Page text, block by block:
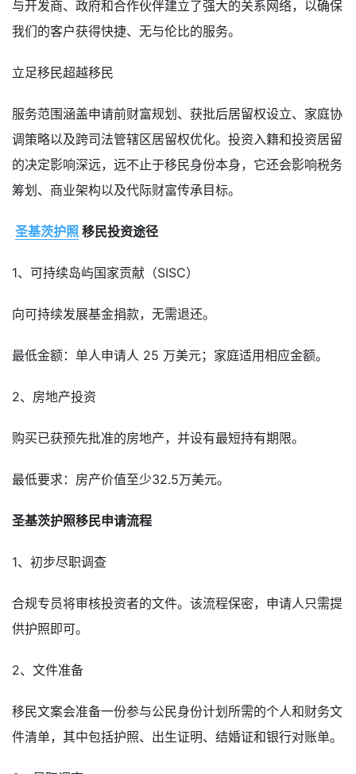
与开发商、政府和合作伙伴建立了强大的关系网络，以确保
我们的客户获得快捷、无与伦比的服务。
立足移民超越移民
服务范围涵盖申请前财富规划、获批后居留权设立、家庭协
调策略以及跨司法管辖区居留权优化。投资入籍和投资居留
的决定影响深远，远不止于移民身份本身，它还会影响税务
筹划、商业架构以及代际财富传承目标。
圣基茨护照 移民投资途径
1、可持续岛屿国家贡献（SISC）
向可持续发展基金捐款，无需退还。
最低金额：单人申请人 25 万美元；家庭适用相应金额。
2、房地产投资
购买已获预先批准的房地产，并设有最短持有期限。
最低要求：房产价值至少32.5万美元。
圣基茨护照移民申请流程
1、初步尽职调查
合规专员将审核投资者的文件。该流程保密，申请人只需提
供护照即可。
2、文件准备
移民文案会准备一份参与公民身份计划所需的个人和财务文
件清单，其中包括护照、出生证明、结婚证和银行对账单。